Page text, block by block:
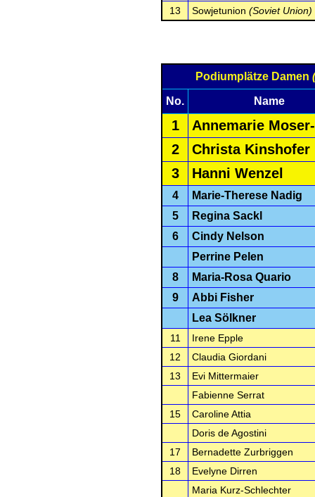
13
Sowjetunion (Soviet Union)
Podiumplätze Damen
No. Name
1
Annemarie
2
Christa Kinshofer
3
Hanni Wenzel
4
Marie-Therese Nadig
5
Regina Sackl
6
Cindy Nelson
Perrine Pelen
8
Maria-Rosa Quario
9
Abbi Fisher
Lea Sölkner
11
Irene Epple
12
Claudia Giordani
13
Evi Mittermaier
Fabienne Serrat
15
Caroline Attia
Doris de Agostini
17
Bernadette Zurbriggen
18
Evelyne Dirren
Maria Kurz-Schlechter